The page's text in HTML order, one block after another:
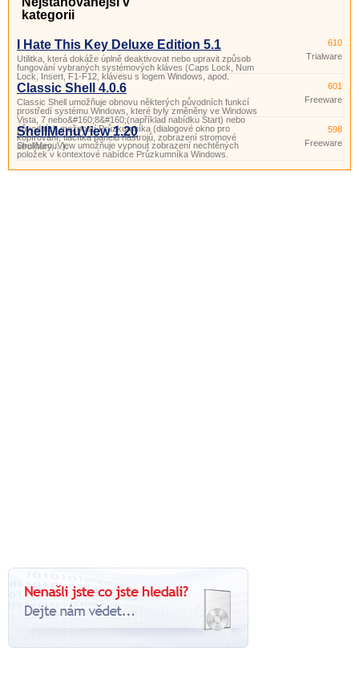
kategorii
I Hate This Key Deluxe Edition 5.1
Utilitka, která dokáže úplně deaktivovat nebo upravit způsob
fungování vybraných systémových kláves (Caps Lock, Num
Lock, Insert, F1-F12, klávesu s logem Windows, apod.
610
Trialware
Classic Shell 4.0.6
Classic Shell umožňuje obnovu některých původních funkcí
prostředí systému Windows, které byly změněny ve Windows
Vista, 7 nebo&#160;8&#160;(například nabídku Start) nebo
původních možností Průzkumníka (dialogové okno pro
kopírování, tlačítka panelu nástrojů, zobrazení stromové
struktury,…).
601
Freeware
ShellMenuView 1.20
ShellMenuView umožňuje vypnout zobrazení nechtěných
položek v kontextové nabídce Průzkumníka Windows.
598
Freeware